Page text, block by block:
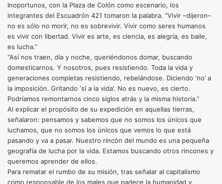
Inoportunos, con la Plaza de Colón como escenario, los
integrantes del Escuadrón 421 tomaron la palabra. “Vivir –dijeron–
no es sólo no morir, no es sobrevivir. Vivir como seres humanos
es vivir con libertad. Vivir es arte, es ciencia, es alegría, es baile,
es lucha.”
“Así nos traen, día y noche, queriéndonos domar, buscando
domesticarnos. Y nosotros, pues resistiendo. Toda la vida y
generaciones completas resistiendo, rebelándose. Diciendo ‘no’ a
la imposición. Gritando ‘sí a la vida’. No es nuevo, es cierto.
Podríamos remontarnos cinco siglos atrás y la misma historia.”
Al explicar el propósito de su expedición en aquellas tierras,
señalaron: pensamos y sabemos que no somos los únicos que
luchamos, que no somos los únicos que vemos lo que está
pasando y va a pasar. Nuestro rincón del mundo es una pequeña
geografía de lucha por la vida. Estamos buscando otros rincones y
queremos aprender de ellos.
Para rematar el rumbo de su misión, tras señalar al capitalismo
como responsable de los males que padece la humanidad y